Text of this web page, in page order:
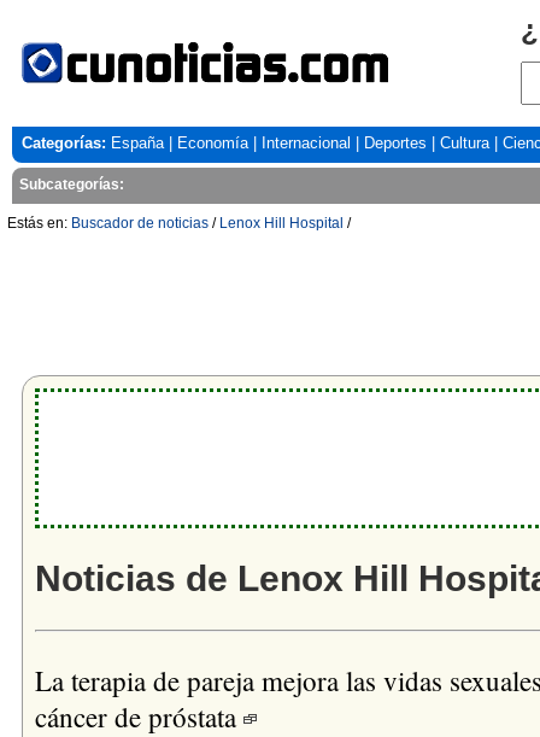
Categorías: España| Economía| Internacional Deportes Cultura|
Subcategorías:
Estás en: Buscador de noticias / Lenox Hill Hospital /
Noticias de Lenox Hill
La terapia de pareja mejora las vidas
cáncer de próstata